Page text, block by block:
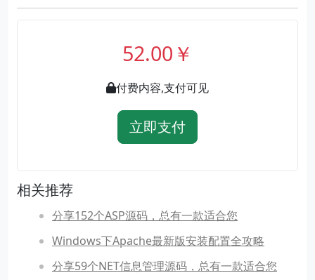
52.00￥
付费内容,支付可见
立即支付
相关推荐
分享152个ASP源码，总有一款适合您
Windows下Apache最新版安装配置全攻略
分享59个NET信息管理源码，总有一款适合您